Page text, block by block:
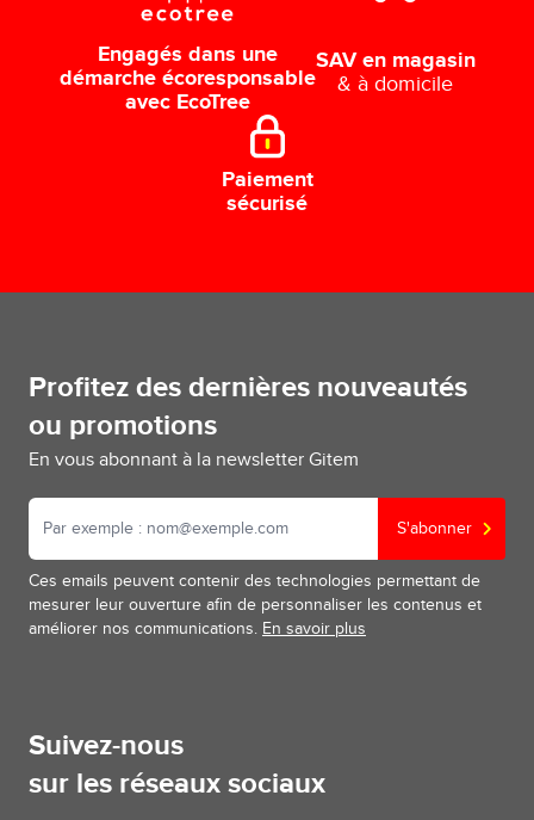
Engagés dans une
démarche écoresponsable
avec EcoTree
SAV en magasin
& à domicile
Paiement
sécurisé
Profitez des dernières nouveautés
ou promotions
En vous abonnant à la newsletter Gitem
S'abonner
Ces emails peuvent contenir des technologies permettant de
mesurer leur ouverture afin de personnaliser les contenus et
améliorer nos communications. En savoir plus
Suivez-nous
sur les réseaux sociaux